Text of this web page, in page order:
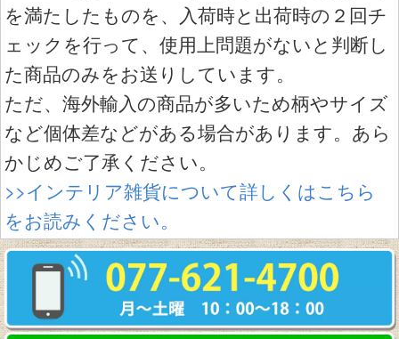
を満たしたものを、入荷時と出荷時の２回チ
ェックを行って、使用上問題がないと判断し
た商品のみをお送りしています。
ただ、海外輸入の商品が多いため柄やサイズ
など個体差などがある場合があります。あら
かじめご了承ください。
>>インテリア雑貨について詳しくはこちら
をお読みください。